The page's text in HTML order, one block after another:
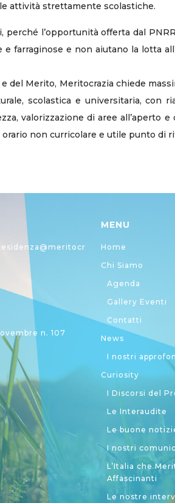
attività strettamente scolastiche.
l’opportunità offerta dal
farraginose e non aiutano la lotta
del Merito, Meritocrazia chiede
scolastica e universitaria, con
valorizzazione di aree all’aperto
non curricolare e utile punto di
n. 107
MENU
Home
Chi Siamo
Agenda
Gallery Eventi
Contatti
News
I nostri
Curiosity
I Discorsi del
Le Interaudite
Le buone
I nostri
L’Italia che
Affascinanti
Le nostre